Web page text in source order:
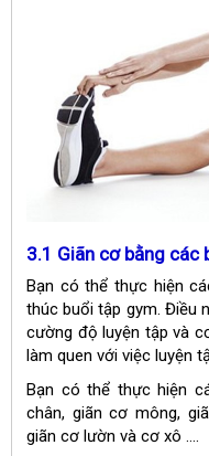
3.1 Giãn cơ bằng các
Bạn có thể thực hiện
thúc buổi tập gym. Điều
cường độ luyện tập và
làm quen với việc luyện
Bạn có thể thực hiện
chân, giãn cơ mông,
giãn cơ lườn và cơ xô ….